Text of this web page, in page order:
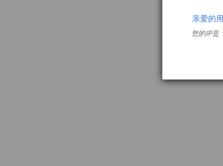
亲爱的
您的IP是